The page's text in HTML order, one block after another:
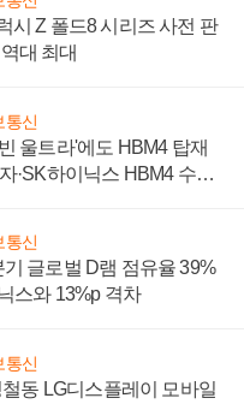
시 Z 폴드8 시리즈 사전 판
대 최대
통신
울트라'에도 HBM4 탑재
·SK하이닉스 HBM4 수율
통신
글로벌 D램 점유율 39%
스와 13%p 격차
통신
동 LG디스플레이 모바일